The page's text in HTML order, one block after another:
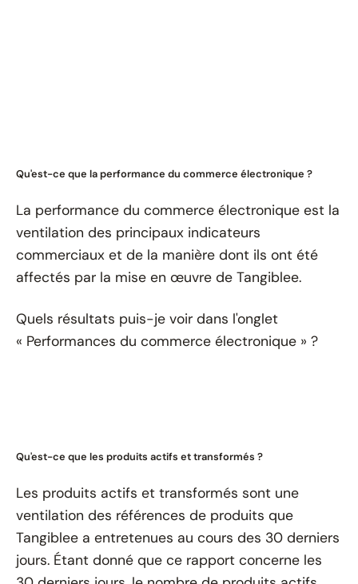
Qu'est-ce que la performance du commerce électronique ?
La performance du commerce électronique est la
ventilation des principaux indicateurs
commerciaux et de la manière dont ils ont été
affectés par la mise en œuvre de Tangiblee.
Quels résultats puis-je voir dans l'onglet
« Performances du commerce électronique » ?
Qu'est-ce que les produits actifs et transformés ?
Les produits actifs et transformés sont une
ventilation des références de produits que
Tangiblee a entretenues au cours des 30 derniers
jours. Étant donné que ce rapport concerne les